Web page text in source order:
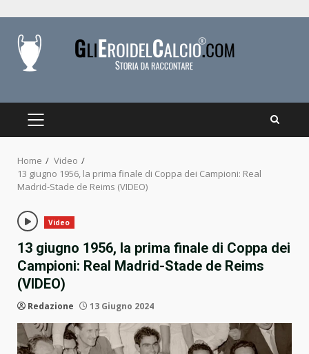
content
PRIMARY
Home
Video
13 giugno 1956, la prima finale di Coppa dei Campioni: Real
Madrid-Stade de Reims (VIDEO)
Video
13 giugno 1956, la prima finale di Coppa dei
Campioni: Real Madrid-Stade de Reims
(VIDEO)
Redazione 13 Giugno 2024